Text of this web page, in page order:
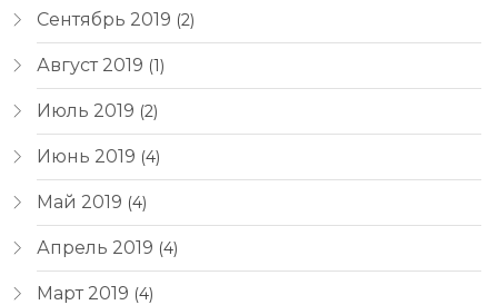
Сентябрь 2019 (2)
Август 2019 (1)
Июль 2019 (2)
Июнь 2019 (4)
Май 2019 (4)
Апрель 2019 (4)
Март 2019 (4)